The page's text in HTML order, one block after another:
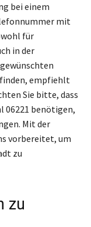
bei einem
mit
für
in der
empfiehlt
Sie bitte, dass
06221 benötigen,
Mit der
vorbereitet, um
zu
zu